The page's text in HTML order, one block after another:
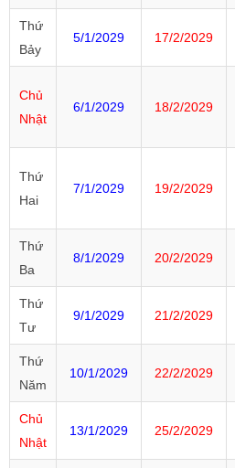
Thứ
Bảy
5/1/2029 17/2/2029
Chủ
Nhật
6/1/2029 18/2/2029
Thứ
Hai
7/1/2029 19/2/2029
Thứ
Ba
8/1/2029 20/2/2029
Thứ
Tư
9/1/2029 21/2/2029
Thứ
Năm
10/1/2029 22/2/2029
Chủ
Nhật
13/1/2029 25/2/2029